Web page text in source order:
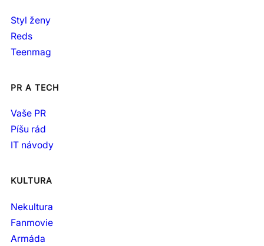
Styl ženy
Reds
Teenmag
PR A TECH
Vaše PR
Píšu rád
IT návody
KULTURA
Nekultura
Fanmovie
Armáda